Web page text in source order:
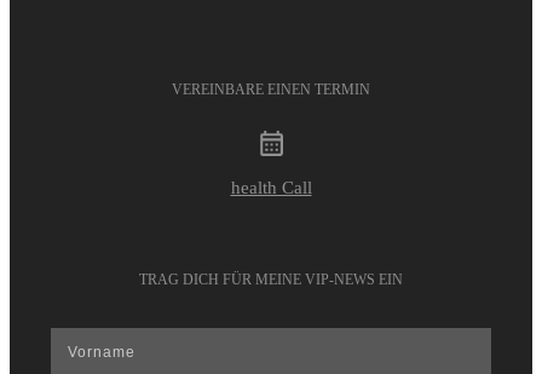
VEREINBARE EINEN TERMIN
health Call
TRAG DICH FÜR MEINE VIP-NEWS EIN